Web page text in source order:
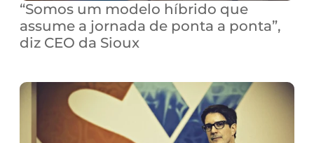
“Somos um modelo híbrido que
assume a jornada de ponta a ponta”,
diz CEO da Sioux